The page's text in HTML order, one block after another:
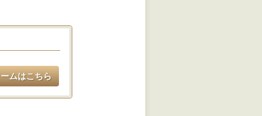
ムはこちら